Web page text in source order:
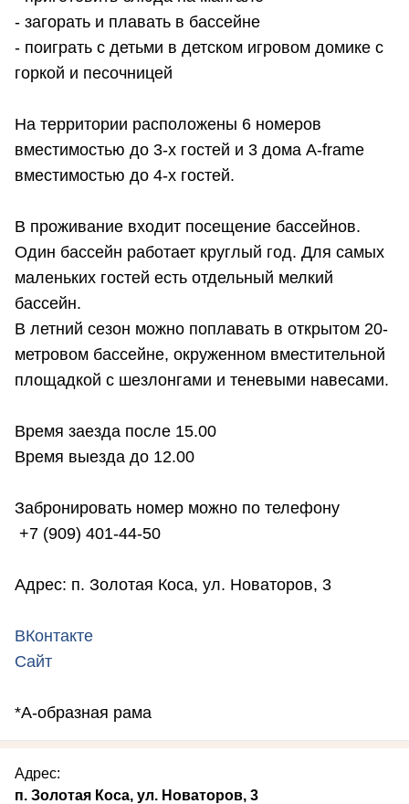
- загорать и плавать в бассейне
- поиграть с детьми в детском игровом домике с
горкой и песочницей
На территории расположены 6 номеров
вместимостью до 3-х гостей и 3 дома A-frame
вместимостью до 4-х гостей.
В проживание входит посещение бассейнов.
Один бассейн работает круглый год. Для самых
маленьких гостей есть отдельный мелкий
бассейн.
В летний сезон можно поплавать в открытом 20-
метровом бассейне, окруженном вместительной
площадкой с шезлонгами и теневыми навесами.
Время заезда после 15.00
Время выезда до 12.00
Забронировать номер можно по телефону
+7 (909) 401-44-50
Адрес: п. Золотая Коса, ул. Новаторов, 3
ВКонтакте
Сайт
*А-образная рама
Адрес:
п. Золотая Коса, ул. Новаторов, 3